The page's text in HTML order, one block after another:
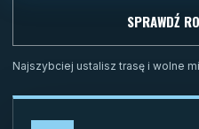
SPRAWDŹ
Najszybciej ustalisz trasę i wolne